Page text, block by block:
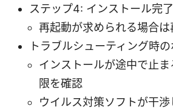
ステップ4: インストール完
再起動が求められる場合
トラブルシューティング時
インストールが途中で止
限を確認
ウイルス対策ソフトが干